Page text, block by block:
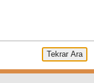
Tekrar Ara